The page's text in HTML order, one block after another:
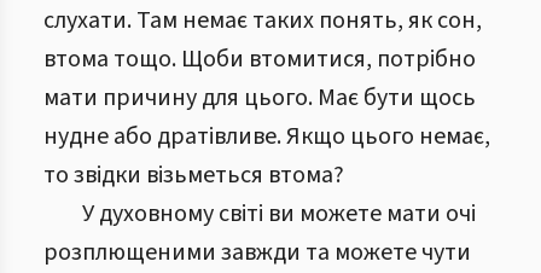
слухати. Там немає таких понять, як сон,
втома тощо. Щоби втомитися, потрібно
мати причину для цього. Має бути щось
нудне або дратівливе. Якщо цього немає,
то звідки візьметься втома?
У духовному світі ви можете мати очі
розплющеними завжди та можете чути